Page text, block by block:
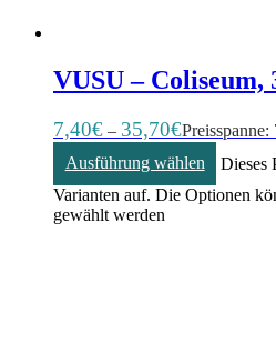
VUSU – Coliseum,
7,40€ – 35,70€
Ausführung wählen
Dieses
Varianten auf. Die Optionen
gewählt werden